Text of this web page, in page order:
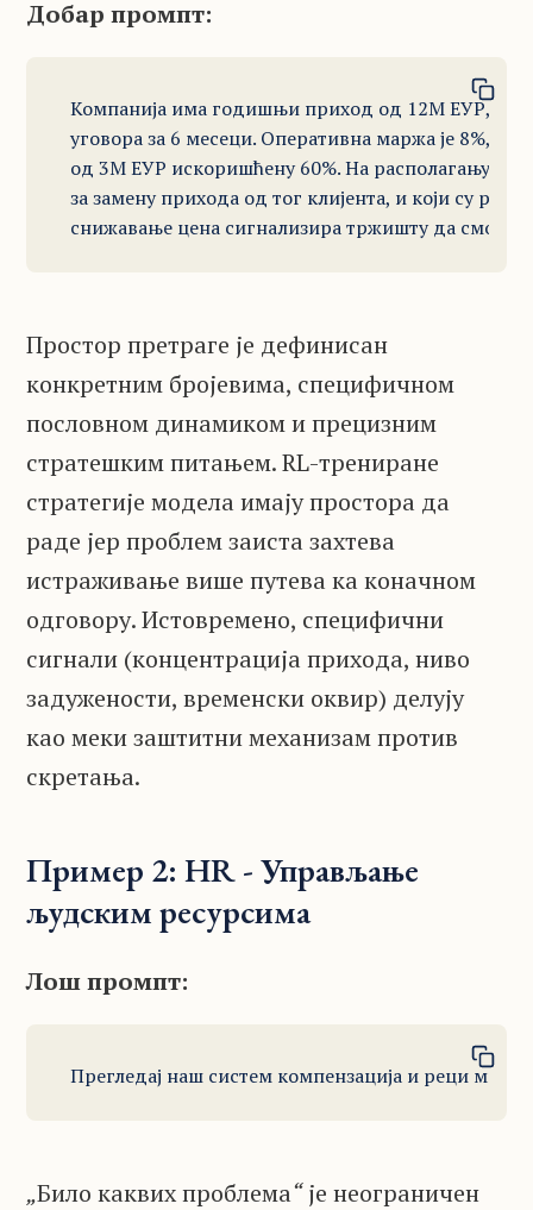
Добар промпт:
Компанија има годишњи приход од 12М ЕУР, од
уговора за 6 месеци. Оперативна маржа је 8%,
од 3М ЕУР искоришћену 60%. На располагању је
за замену прихода од тог клијента, и који су
снижавање цена сигнализира тржишту да смо у
Простор претраге је дефинисан
конкретним бројевима, специфичном
пословном динамиком и прецизним
стратешким питањем. RL-трениране
стратегије модела имају простора да
раде јер проблем заиста захтева
истраживање више путева ка коначном
одговору. Истовремено, специфични
сигнали (концентрација прихода, ниво
задужености, временски оквир) делују
као меки заштитни механизам против
скретања.
Пример 2: HR - Управљање
људским ресурсима
Лош промпт:
Прегледај наш систем компензација и реци ми
„Било каквих проблема“је неограничен